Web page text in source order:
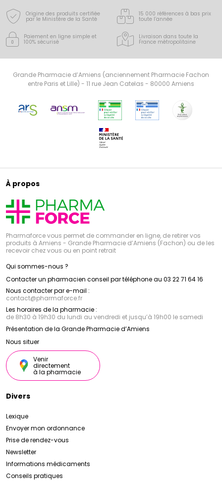
Origine des produits certifiée
par le Ministère de la Santé
15 000 références à bas prix
toute l’année
Paiement en ligne simple et
100% sécurisé
Livraison dans toute la
France métropolitaine
Grande Pharmacie d’Amiens (anciennement Pharmacie Fachon
entre Paris et Lille) - 11 rue Jean Catelas - 80000 Amiens
À propos
Pharmaforce vous permet de commander en ligne, de retirer vos
produits à Amiens - Grande Pharmacie d’Amiens (Fachon) ou de les
recevoir chez vous ou en point retrait
Qui sommes-nous ?
Contacter un pharmacien conseil par téléphone au 03 22 71 64 16
Nous contacter par e-mail :
contact@pharmaforce.fr
Les horaires de la pharmacie :
de 8h30 à 19h30 du lundi au vendredi et jusqu’à 19h00 le samedi
Présentation de la Grande Pharmacie d’Amiens
Nous situer
Venir
directement
à la pharmacie
Divers
Lexique
Envoyer mon ordonnance
Prise de rendez-vous
Newsletter
Informations médicaments
Conseils pratiques